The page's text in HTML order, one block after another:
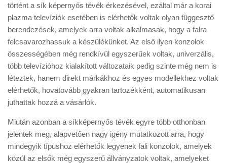
történt a sík képernyős tévék érkezésével, ezáltal már a korai
plazma televíziók esetében is elérhetők voltak olyan függesztő
berendezések, amelyek arra voltak alkalmasak, hogy a falra
felcsavarozhassuk a készülékünket. Az első ilyen konzolok
összességében még rendkívül egyszerűek voltak, univerzális,
több televízióhoz kialakított változataik pedig szinte még nem is
léteztek, hanem direkt márkákhoz és egyes modellekhez voltak
elérhetők, hovatovább gyakran tartozékként, automatikusan
juthattak hozzá a vásárlók.
Miután azonban a síkképernyős tévék egyre több otthonban
jelentek meg, alapvetően nagy igény mutatkozott arra, hogy
mindegyik típushoz elérhetők legyenek fali konzolok, amelyek
közül az elsők még egyszerű állványzatok voltak, amelyeket